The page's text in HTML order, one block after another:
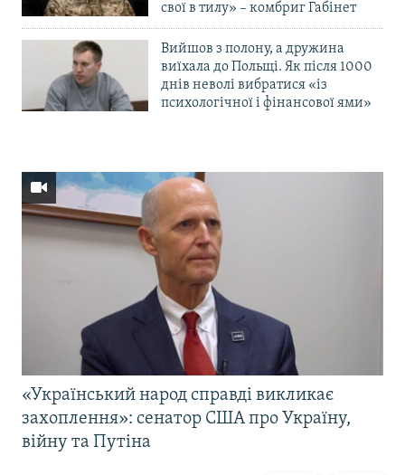
свої в тилу» – комбриг Габінет
Вийшов з полону, а дружина
виїхала до Польщі. Як після 1000
днів неволі вибратися «із
психологічної і фінансової ями»
«Український народ справді викликає
захоплення»: сенатор США про Україну,
війну та Путіна